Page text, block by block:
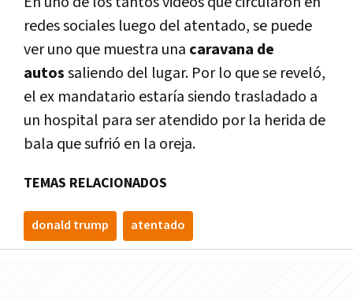
redes sociales luego del atentado, se puede
ver uno que muestra una caravana de
autossaliendo del lugar. Por lo que se reveló,
el ex mandatario estaría siendo trasladado a
un hospital para ser atendido por la herida de
bala que sufrió en la oreja.
TEMAS RELACIONADOS
donald trump atentado